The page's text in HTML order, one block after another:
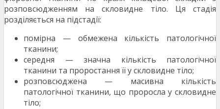
розповсюдженням на скловидне тіло. Ця стадія
розділяється на підстадії:
помірна — обмежена кількість патологічної
тканини;
середня — значна кількість патологічної
тканини та проростання її у скловидне тіло;
розповсюджена — масивна кількість
патологічної тканини, що проросла у скловидне
тіло;